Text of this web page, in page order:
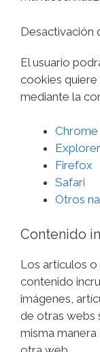
Desactivación
El usuario
cookies
mediante la
Chrome
Explorer
Firefox
Safari
Otros
Contenido
Los artículos o
contenido
imágenes,
de otras webs
misma manera